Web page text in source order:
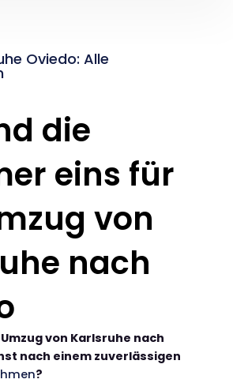
Oviedo: Alle
die
eins für
von
nach
von Karlsruhe nach
nach einem zuverlässigen
?